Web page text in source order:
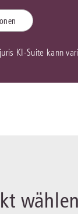
KI-Suite kann
wählen